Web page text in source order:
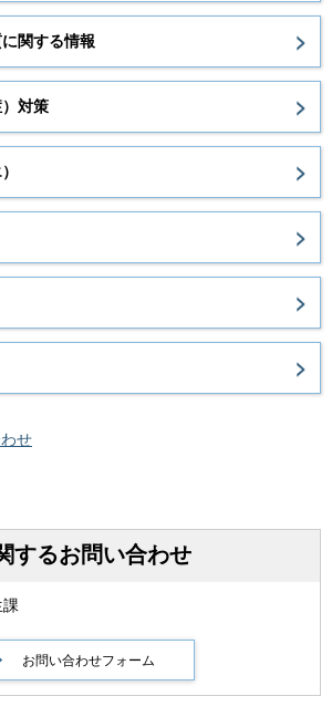
関する情報
対策
せ
するお問い合わせ